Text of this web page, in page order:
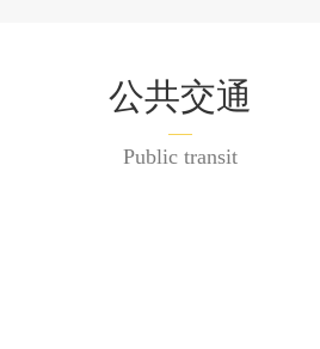
公共交通
Public transit